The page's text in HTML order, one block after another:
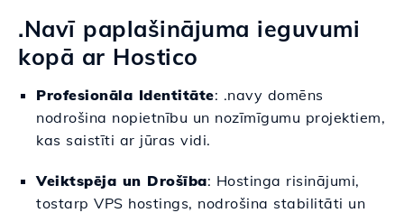
.Navī paplašinājuma ieguvumi
kopā ar Hostico
Profesionāla Identitāte: .navy domēns
nodrošina nopietnību un nozīmīgumu projektiem,
kas saistīti ar jūras vidi.
Veiktspēja un Drošība: Hostinga risinājumi,
tostarp VPS hostings, nodrošina stabilitāti un